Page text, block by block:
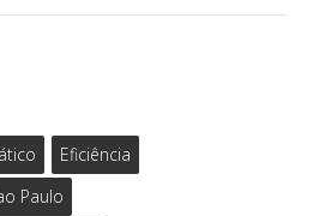
Eficiência
Paulo